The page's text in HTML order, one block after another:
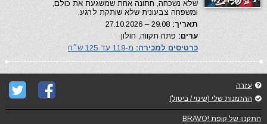
שלא נשכחה, חתונה אחת שמשגעת את כולם,
ומשפחה צבעונית שלא שותקת לרגע.
תאריך:
ערים: פתח תקווה, חולון
כרטיסים למכירה: מ-119 עד 125 ש״ח
עזרה
ההזמנות שלי (שינוי / ביטול)
התקנון של קופת !BRAVO